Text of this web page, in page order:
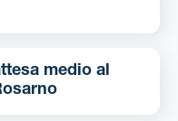
medio al
- Rosarno